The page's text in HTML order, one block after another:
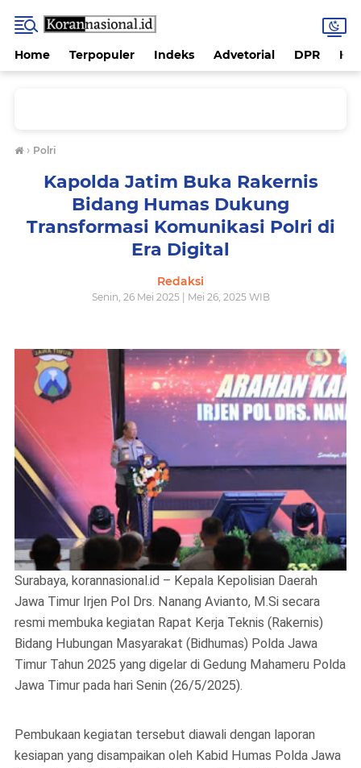
Home Terpopuler Indeks Advetorial DPR
› Polri
Kapolda Jatim Buka Rakernis
Bidang Humas Dukung
Transformasi Komunikasi Polri di
Era Digital
Redaksi
Senin, 26 Mei 2025 | Mei 26, 2025 WIB
Surabaya, korannasional.id – Kepala Kepolisian Daerah
Jawa Timur Irjen Pol Drs. Nanang Avianto, M.Si secara
resmi membuka kegiatan Rapat Kerja Teknis (Rakernis)
Bidang Hubungan Masyarakat (Bidhumas) Polda Jawa
Timur Tahun 2025 yang digelar di Gedung Mahameru Polda
Jawa Timur pada hari Senin (26/5/2025).
Pembukaan kegiatan tersebut diawali dengan laporan
kesiapan yang disampaikan oleh Kabid Humas Polda Jawa